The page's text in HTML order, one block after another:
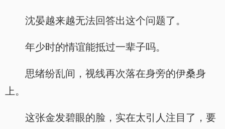
沈晏越来越无法回答出这个问题了。
年少时的情谊能抵过一辈子吗。
思绪纷乱间，视线再次落在身旁的伊桑身
上。
这张金发碧眼的脸，实在太引人注目了，要